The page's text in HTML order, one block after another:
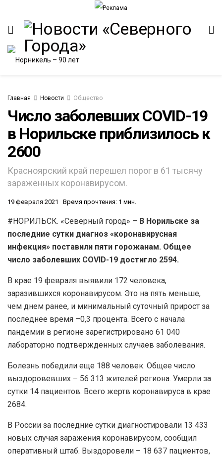
Главная Новости Общество
Число заболевших COVID-19
в Норильске приблизилось к
2600
Красноярский край перешел порог в 61 тысячу
зараженных коронавирусом.
19 февраля 2021 Время прочтения: 1 мин.
#НОРИЛЬСК. «Северный город» – В Норильске за
последние сутки диагноз «коронавирусная
инфекция» поставили пяти горожанам. Общее
число заболевших COVID-19 достигло 2594.
В крае 19 февраля выявили 172 человека,
заразившихся коронавирусом. Это на пять меньше,
чем днем ранее, и минимальный суточный прирост за
последнее время –0,3 процента. Всего с начала
пандемии в регионе зарегистрировано 61 040
лабораторно подтвержденных случаев заболевания.
Болезнь победили еще 188 человек. Общее число
выздоровевших – 56 313 жителей региона. Умерли за
сутки 14 пациентов. Всего жертв коронавируса в крае
2684.
В России за последние сутки диагностировали 13 433
новых случая заражения коронавирусом, сообщил
оперативный штаб. Выздоровели – 18 637 пациентов,